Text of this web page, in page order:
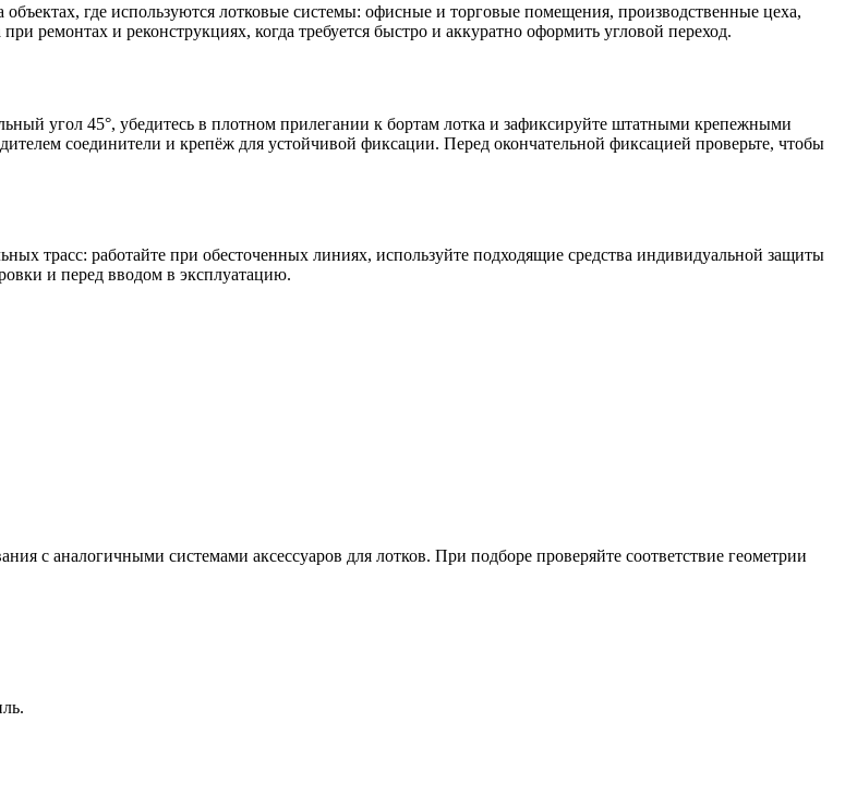
где используются лотковые системы: офисные и торговые помещения, производственные цеха,
ремонтах и реконструкциях, когда требуется быстро и аккуратно оформить угловой переход.
угол 45°, убедитесь в плотном прилегании к бортам лотка и зафиксируйте штатными крепежными
соединители и крепёж для устойчивой фиксации. Перед окончательной фиксацией проверьте, чтобы
трасс: работайте при обесточенных линиях, используйте подходящие средства индивидуальной защиты
и перед вводом в эксплуатацию.
с аналогичными системами аксессуаров для лотков. При подборе проверяйте соответствие геометрии